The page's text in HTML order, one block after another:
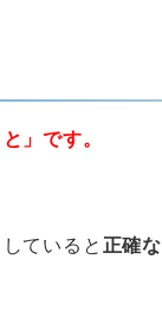
」です。
ていると 正確な